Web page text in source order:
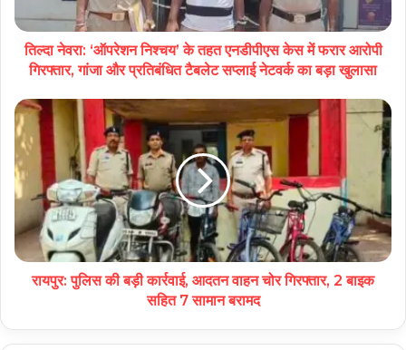
तिल्दा नेवरा: ‘ऑपरेशन निश्चय’ के तहत एनडीपीएस केस में फरार आरोपी
गिरफ्तार, गांजा और प्रतिबंधित टैबलेट सप्लाई नेटवर्क का बड़ा खुलासा
रायपुर: पुलिस की बड़ी कार्रवाई, आदतन वाहन चोर गिरफ्तार, 2 बाइक
सहित 7 सामान बरामद